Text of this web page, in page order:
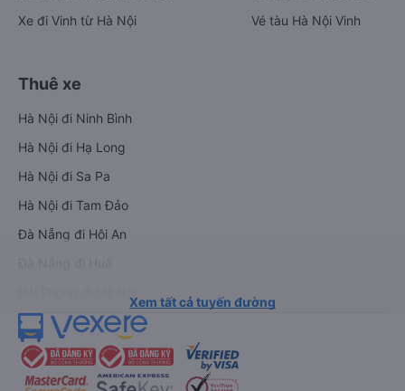
Xe đi Vinh từ Hà Nội
Vé tàu Hà Nội Vinh
Thuê xe
Hà Nội đi Ninh Bình
Hà Nội đi Hạ Long
Hà Nội đi Sa Pa
Hà Nội đi Tam Đảo
Đà Nẵng đi Hội An
Xem tất cả tuyến đường